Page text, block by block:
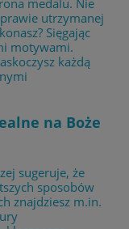
medalu. Nie
utrzymanej
Sięgając
motywami.
każdą
na Boże
sugeruje, że
sposobów
znajdziesz m.in.